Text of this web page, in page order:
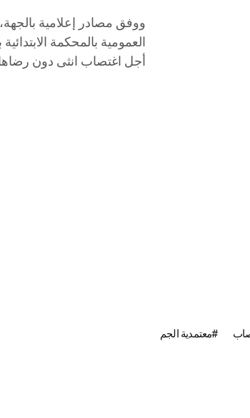
العمومية بالمحكمة
أجل اغتصاب انثى دون
معتمدية الجم